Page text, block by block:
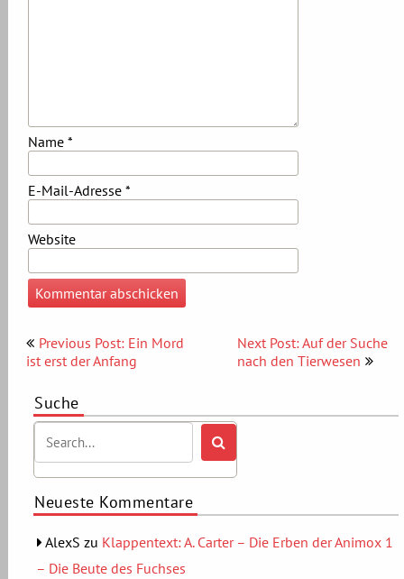
Name *
E-Mail-Adresse *
Website
Beitragsnavigation
Previous Post: Ein Mord
ist erst der Anfang
Next Post: Auf der Suche
nach den Tierwesen
Suche
Neueste Kommentare
AlexS zu Klappentext: A. Carter – Die Erben der Animox 1
– Die Beute des Fuchses